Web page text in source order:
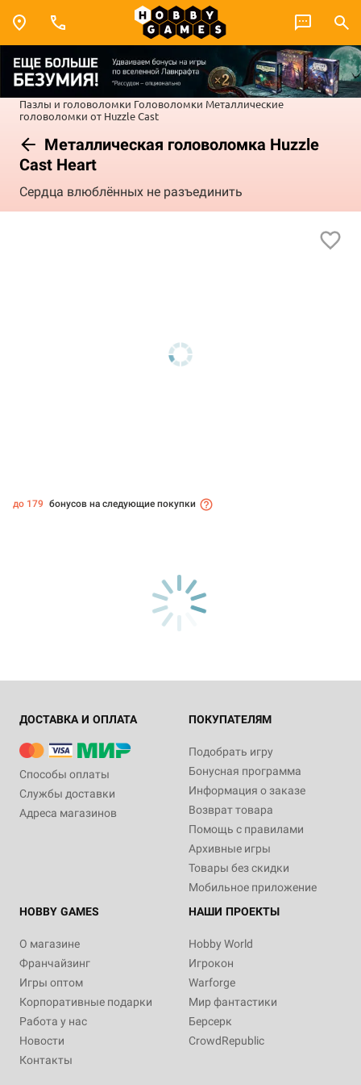
Пазлы и головоломки Головоломки Металлические
головоломки от Huzzle Cast
Металлическая головоломка Huzzle
Cast Heart
Сердца влюблённых не разъединить
до 179 бонусов на следующие покупки
ДОСТАВКА И ОПЛАТА
Способы оплаты
Службы доставки
Адреса магазинов
ПОКУПАТЕЛЯМ
Подобрать игру
Бонусная программа
Информация о заказе
Возврат товара
Помощь с правилами
Архивные игры
Товары без скидки
Мобильное приложение
HOBBY GAMES
О магазине
Франчайзинг
Игры оптом
Корпоративные подарки
Работа у нас
Новости
Контакты
НАШИ ПРОЕКТЫ
Hobby World
Игрокон
Warforge
Мир фантастики
Берсерк
CrowdRepublic